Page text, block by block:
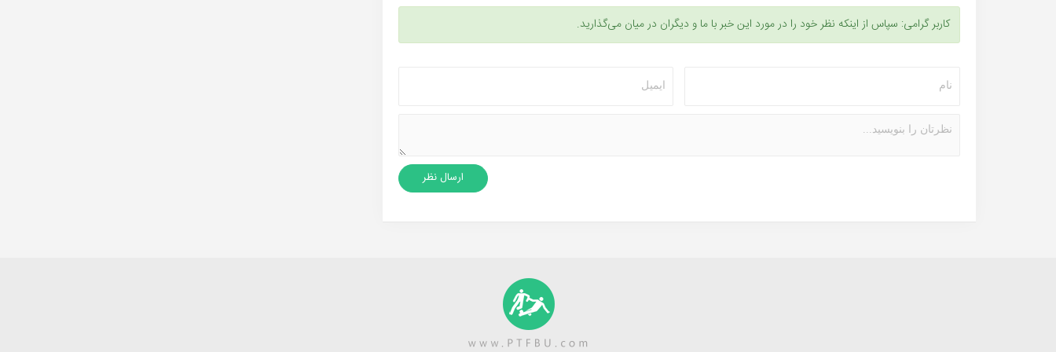
کاربر گرامی: سپاس از اینکه نظر خود را در مورد این خبر با ما و دیگران در میان می‌گذارید.